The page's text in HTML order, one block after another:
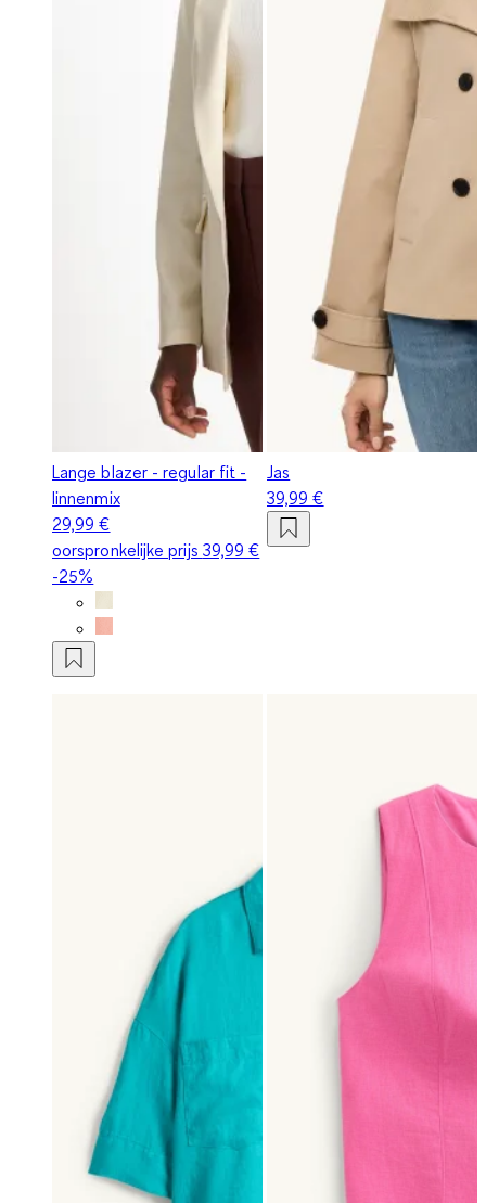
Lange blazer - regular fit -
linnenmix
29,99 €
oorspronkelijke prijs 39,99 €
-25%
Jas
39,99 €